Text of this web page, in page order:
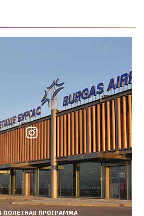
ПОЛЕТНАЯ ПРОГРАММА